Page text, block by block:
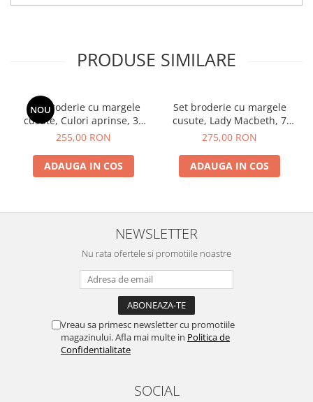
PRODUSE SIMILARE
NOU
Set broderie cu margele
cusute, Culori aprinse, 35
culori, 25x34 cm
255,00 RON
ADAUGA IN COS
Set broderie cu margele
cusute, Lady Macbeth, 7
culori, 30x28 cm
275,00 RON
ADAUGA IN COS
NEWSLETTER
Nu rata ofertele si promotiile noastre
Vreau sa primesc newsletter cu promotiile
magazinului. Afla mai multe in Politica de
Confidentialitate
SOCIAL